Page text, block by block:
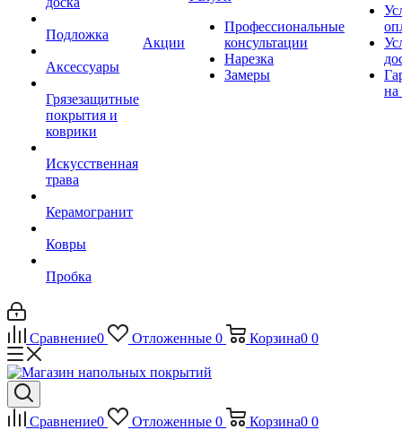
Подложка
Аксессуары
Грязезащитные
покрытия и
коврики
Искусственная
трава
Керамогранит
Ковры
Пробка
Акции
Профессиональные
консультации
Нарезка
Замеры
на
Сравнение0 Отложенные 0 Корзина0 0
Сравнение0 Отложенные 0 Корзина0 0